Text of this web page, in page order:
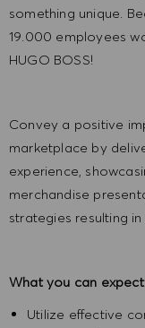
something unique.
19.000 employees
HUGO BOSS!
Convey a positive
marketplace by
experience,
merchandise
strategies resulting
What you can
Utilize effective